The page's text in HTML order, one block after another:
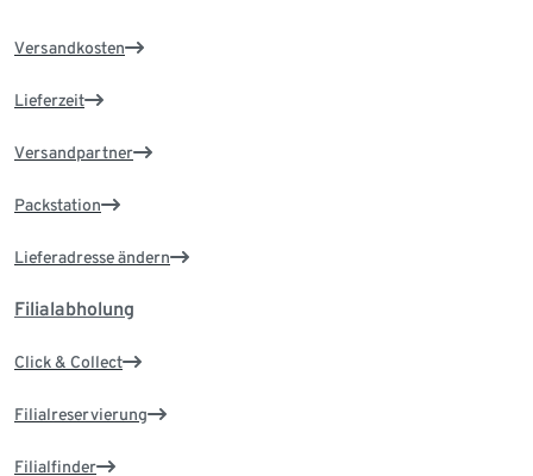
Versandkosten
Lieferzeit
Versandpartner
Packstation
Lieferadresse ändern
Filialabholung
Click & Collect
Filialreservierung
Filialfinder